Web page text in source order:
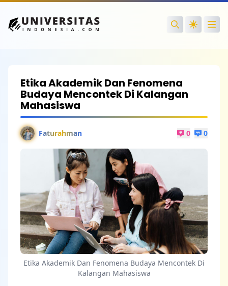
Search
Etika Akademik Dan Fenomena
Budaya Mencontek Di Kalangan
Mahasiswa
Faturahman 0 0
Etika Akademik Dan Fenomena Budaya Mencontek Di
Kalangan Mahasiswa